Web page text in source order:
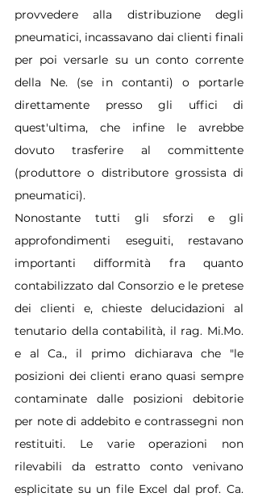
provvedere alla distribuzione degli
pneumatici, incassavano dai clienti finali
per poi versarle su un conto corrente
della Ne. (se in contanti) o portarle
direttamente presso gli uffici di
quest'ultima, che infine le avrebbe
dovuto trasferire al committente
(produttore o distributore grossista di
pneumatici).
Nonostante tutti gli sforzi e gli
approfondimenti eseguiti, restavano
importanti difformità fra quanto
contabilizzato dal Consorzio e le pretese
dei clienti e, chieste delucidazioni al
tenutario della contabilità, il rag. Mi.Mo.
e al Ca., il primo dichiarava che "le
posizioni dei clienti erano quasi sempre
contaminate dalle posizioni debitorie
per note di addebito e contrassegni non
restituiti. Le varie operazioni non
rilevabili da estratto conto venivano
esplicitate su un file Excel dal prof. Ca.